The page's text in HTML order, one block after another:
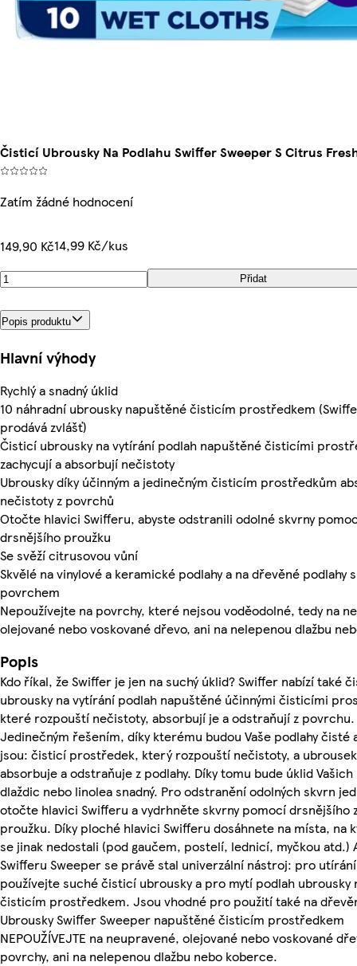
Čisticí Ubrousky Na Podlahu Swiffer Sweeper S Citrus
Zatím žádné hodnocení
149,90 Kč14,99 Kč/kus
Přidat
Popis produktu
Hlavní výhody
Rychlý a snadný úklid
10 náhradní ubrousky napuštěné čisticím prostředkem
prodává zvlášť)
Čisticí ubrousky na vytírání podlah napuštěné čisticími
zachycují a absorbují nečistoty
Ubrousky díky účinným a jedinečným čisticím prostředkům
nečistoty z povrchů
Otočte hlavici Swifferu, abyste odstranili odolné skvrny
drsnějšího proužku
Se svěží citrusovou vůní
Skvělé na vinylové a keramické podlahy a na dřevěné podlahy
povrchem
Nepoužívejte na povrchy, které nejsou voděodolné, tedy na
olejované nebo voskované dřevo, ani na nelepenou dlažbu
Popis
Kdo říkal, že Swiffer je jen na suchý úklid? Swiffer nabízí také
ubrousky na vytírání podlah napuštěné účinnými čisticími
které rozpouští nečistoty, absorbují je a odstraňují z povrchu.
Jedinečným řešením, díky kterému budou Vaše podlahy čisté
jsou: čisticí prostředek, který rozpouští nečistoty, a
absorbuje a odstraňuje z podlahy. Díky tomu bude úklid Vašich
dlaždic nebo linolea snadný. Pro odstranění odolných skvrn
otočte hlavici Swifferu a vydrhněte skvrny pomocí drsnějšího
proužku. Díky ploché hlavici Swifferu dosáhnete na místa, na
se jinak nedostali (pod gaučem, postelí, lednicí, myčkou atd.)
Swifferu Sweeper se právě stal univerzální nástroj: pro
používejte suché čisticí ubrousky a pro mytí podlah ubrousky
čisticím prostředkem. Jsou vhodné pro použití také na
Ubrousky Swiffer Sweeper napuštěné čisticím prostředkem
NEPOUŽÍVEJTE na neupravené, olejované nebo voskované
povrchy, ani na nelepenou dlažbu nebo koberce.